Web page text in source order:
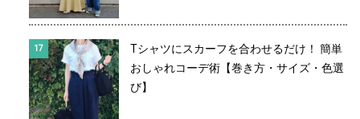
Tシャツにスカーフを合わせるだけ！ 簡単
おしゃれコーデ術【巻き方・サイズ・色選
び】